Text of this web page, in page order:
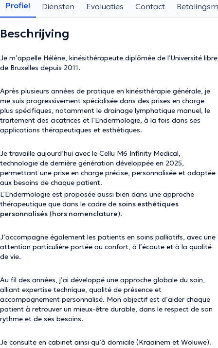
Profiel Diensten Evaluaties Contact
Beschrijving
Je m’appelle Hélène, kinésithérapeute diplômée de l’Université libre
de Bruxelles depuis 2011.
Après plusieurs années de pratique en kinésithérapie générale, je
me suis progressivement spécialisée dans des prises en charge
plus spécifiques, notamment le drainage lymphatique manuel, le
traitement des cicatrices et l’Endermologie, à la fois dans ses
applications thérapeutiques et esthétiques.
Je travaille aujourd’hui avec le Cellu M6 Infinity Medical,
technologie de dernière génération développée en 2025,
permettant une prise en charge précise, personnalisée et adaptée
aux besoins de chaque patient.
L’Endermologie est proposée aussi bien dans une approche
thérapeutique que dans le cadre de soins esthétiques
personnalisés (hors nomenclature).
J’accompagne également les patients en soins palliatifs, avec une
attention particulière portée au confort, à l’écoute et à la qualité
de vie.
Au fil des années, j’ai développé une approche globale du soin,
alliant expertise technique, qualité de présence et
accompagnement personnalisé. Mon objectif est d’aider chaque
patient à retrouver un mieux-être durable, dans le respect de son
rythme et de ses besoins.
Je consulte en cabinet ainsi qu’à domicile (Kraainem et Woluwe).